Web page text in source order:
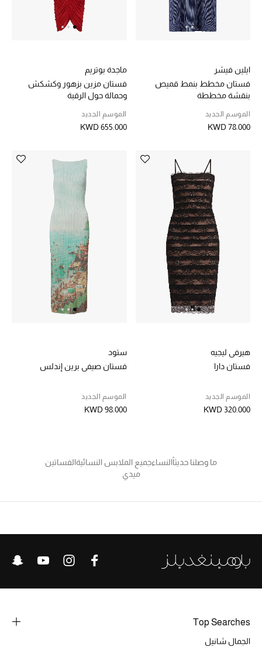
الموسم الجديد
ركن أناقة المنتجعات
هدايا للأطفال
تشكيلة مستلزمات الأطفال
مستلزمات البنات (2 - 14 سنة)
مستلزمات الأولاد (2 - 14 سنة)
أبرز المصممين
العودة إلى المدرسة
تسوقوا التشكيلة
الهدايا
أبرز المصممين
ايلين فيشر
فستان مخطط بنمط قميص
بنقشة مخططة
الموسم الجديد
KWD 78.000
ماجدة بوتريم
فستان مزين بزهور وكشكش
وحمالة حول الرقبة
الموسم الجديد
KWD 655.000
هيرفي ليجيه
فستان دارا
الموسم الجديد
KWD 320.000
ستود
فستان صيفي برين إندلس
الموسم الجديد
KWD 98.000
ما وصلنا حديثاًالنساءجميع الملابس النسائيةالفساتين
ميدي
Top Searches
الجمال شانيل